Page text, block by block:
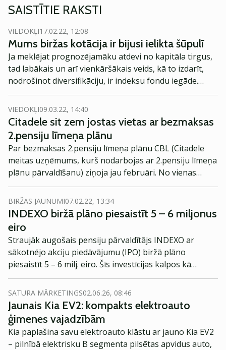
SAISTĪTIE RAKSTI
VIEDOKĻI17.02.22, 12:08
Mums biržas kotācija ir bijusi ielikta šūpulī
Ja meklējat prognozējamāku atdevi no kapitāla tirgus,
tad labākais un arī vienkāršākais veids, kā to izdarīt,
nodrošinot diversifikāciju, ir indeksu fondu iegāde.
Domāju, ka tas būtu piemērots 90%
neprofesionālajiem investoriem, intervijā
Investoruklubs.lv teic Indexo Valdes priekšsēdētājs un
viens no dibinātājiem Valdis Siksnis.
VIEDOKĻI09.03.22, 14:40
Citadele sit zem jostas vietas ar bezmaksas
2.pensiju līmeņa plānu
Par bezmaksas 2.pensiju līmeņa plānu CBL (Citadele
meitas uzņēmums, kurš nodarbojas ar 2.pensiju līmeņa
plānu pārvaldīšanu) ziņoja jau februāri. No vienas
puses lieliskas ziņas, jo ir pieejams 2.pensiju līmeņa
plāns bez pārvaldīšanas komisijas. No otras puses, ko
šāds solis nozīmē gaidāmajam Indexo IPO?
BIRŽAS JAUNUMI07.02.22, 13:34
INDEXO biržā plāno piesaistīt 5 – 6 miljonus
eiro
Straujāk augošais pensiju pārvaldītājs INDEXO ar
sākotnējo akciju piedāvājumu (IPO) biržā plāno
piesaistīt 5 – 6 milj. eiro. Šīs investīcijas kalpos kā
sākotnējais kapitāls jaunas bankas dibināšanai, ko
iecerēts attīstīt par klientiem draudzīgāko finanšu
pakalpojumu sniedzēju. Detalizēta informācija par IPO
procesā piedāvāto akciju daudzumu, cenu un akciju
sadales principiem tiks atspoguļota Prospektā pirms
IPO īstenošanas.
SATURA MĀRKETINGS02.06.26, 08:46
Jaunais Kia EV2: kompakts elektroauto
ģimenes vajadzībām
Kia paplašina savu elektroauto klāstu ar jauno Kia EV2
– pilnībā elektrisku B segmenta pilsētas apvidus auto,